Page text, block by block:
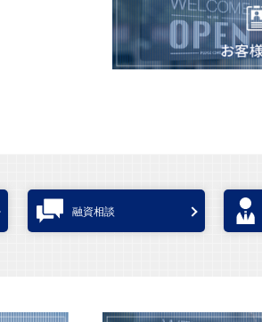
融資相談